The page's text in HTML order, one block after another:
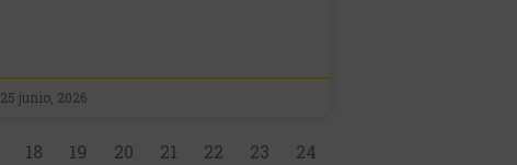
25 junio, 2026
18 19 20 21 22 23 24